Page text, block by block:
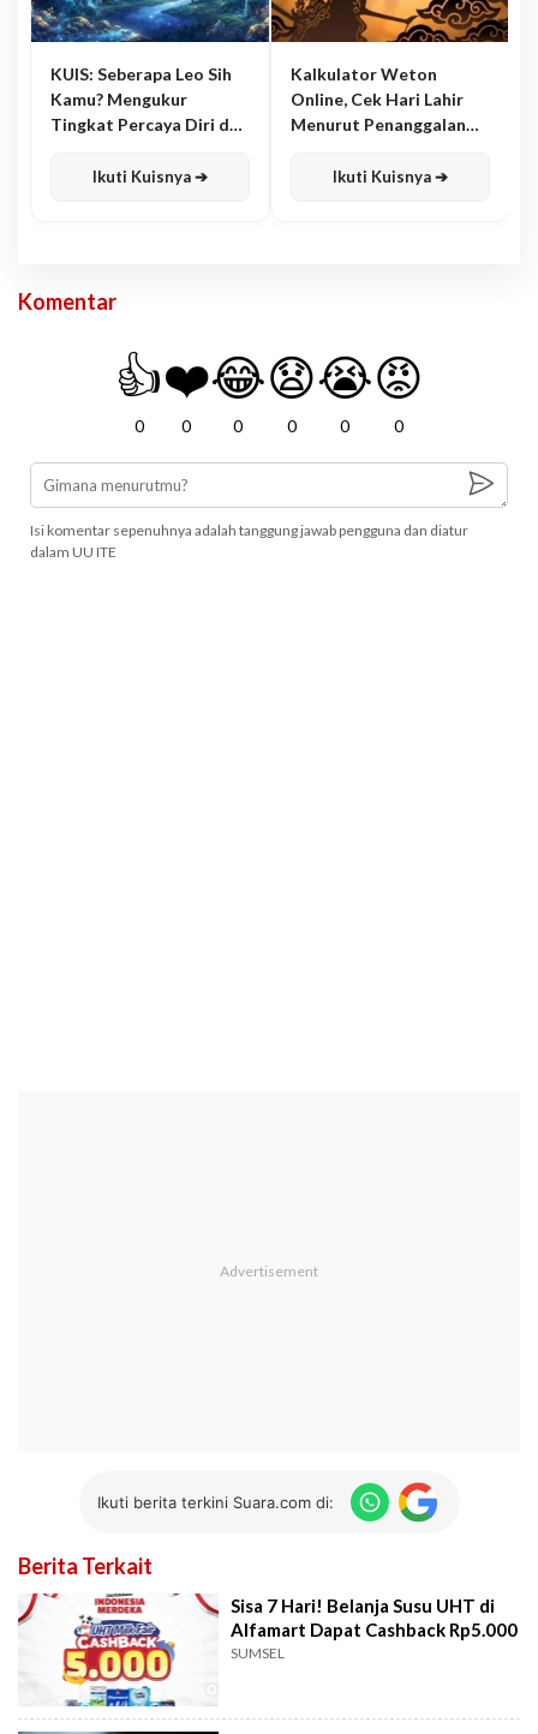
KUIS: Seberapa Leo Sih
Kamu? Mengukur
Tingkat Percaya Diri dan
Ikuti Kuisnya ➔
Kalkulator Weton
Online, Cek Hari Lahir
Menurut Penanggalan
Ikuti Kuisnya ➔
Komentar
👍
0
❤️
0
😂
0
😧
0
😭
0
😡
0
Isi komentar sepenuhnya adalah tanggung jawab pengguna dan diatur
dalam UU ITE
Ikuti berita terkini Suara.com di:
Berita Terkait
Sisa 7 Hari! Belanja Susu UHT di
Alfamart Dapat Cashback Rp5.000
SUMSEL